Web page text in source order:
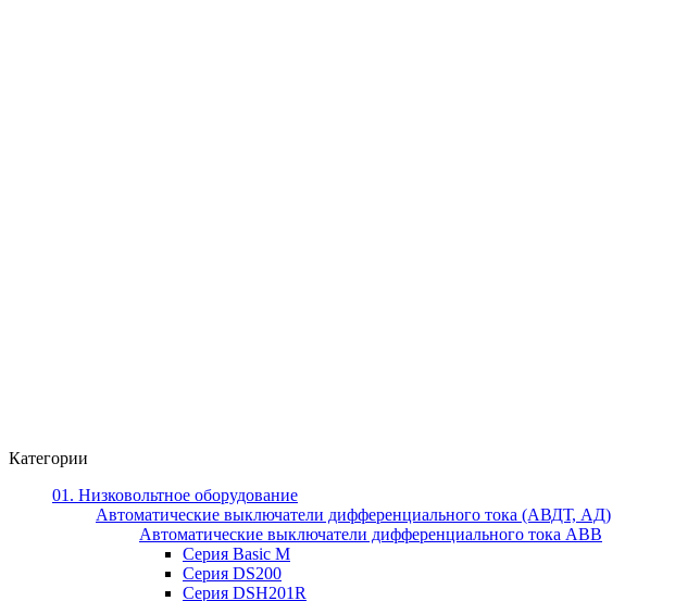
Категории
01. Низковольтное оборудование
Автоматические выключатели дифференциального тока (АВДТ, АД)
Автоматические выключатели дифференциального тока ABB
Серия Basic M
Серия DS200
Серия DSH201R